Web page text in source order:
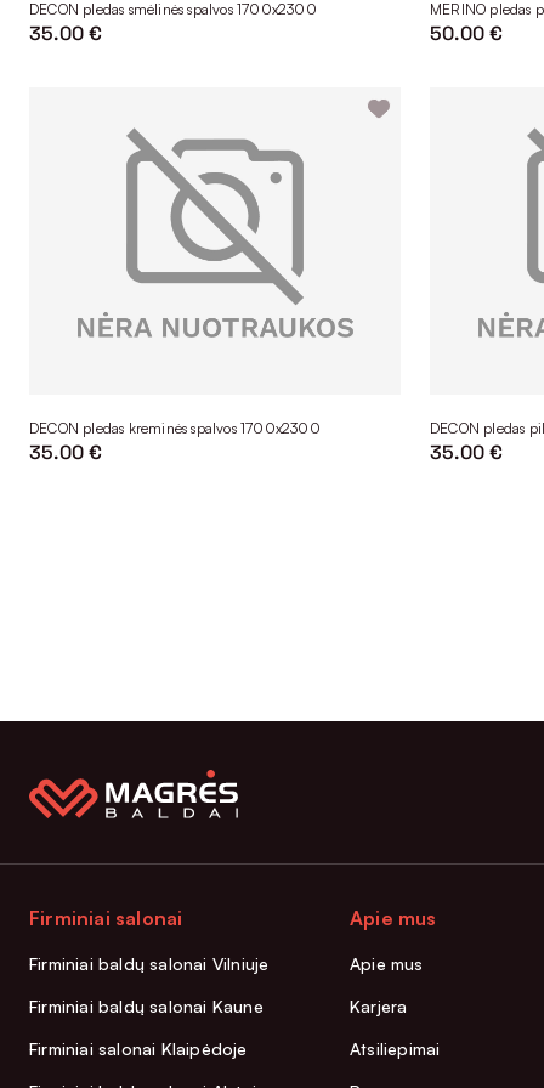
DECON pledas smėlinės spalvos 1700x2300
35.00 €
MERINO pledas
50.00 €
DECON pledas kreminės spalvos 1700x2300
35.00 €
DECON pledas
35.00 €
Firminiai salonai
Firminiai baldų salonai Vilniuje
Firminiai baldų salonai Kaune
Firminiai salonai Klaipėdoje
Apie mus
Apie mus
Karjera
Atsiliepimai